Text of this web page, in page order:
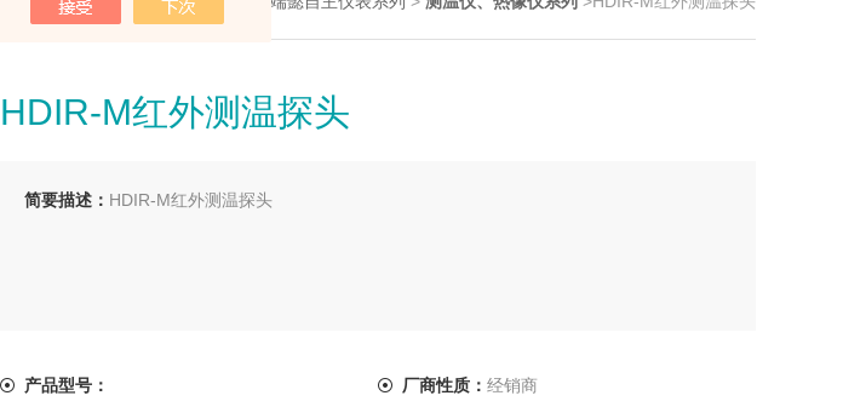
HDIR-M红外测温探头
简要描述： HDIR-M红外测温探头
产品型号： 厂商性质： 经销商